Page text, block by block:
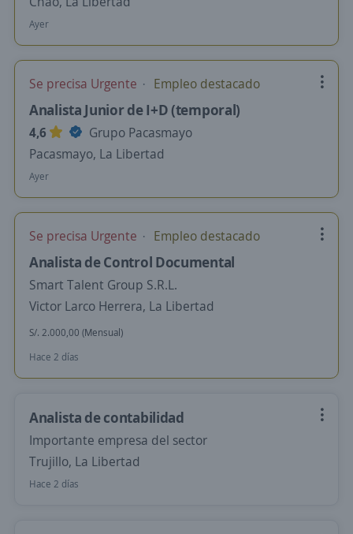
Ayer
Se precisa Urgente Empleo destacado
Analista Junior de I+D (temporal)
4,6
Grupo Pacasmayo
Pacasmayo, La Libertad
Ayer
Se precisa Urgente Empleo destacado
Analista de Control Documental
Smart Talent Group S.R.L.
Victor Larco Herrera, La Libertad
S/. 2.000,00 (Mensual)
Hace 2 días
Analista de contabilidad
Importante empresa del sector
Trujillo, La Libertad
Hace 2 días